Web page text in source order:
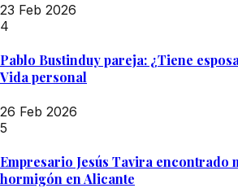
23 Feb 2026
4
Pablo Bustinduy pareja: ¿Tiene
Vida personal
26 Feb 2026
5
Empresario Jesús Tavira encontrado
hormigón en Alicante